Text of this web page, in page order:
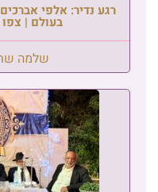
רגע נדיר: אלפי
בעולם |
שלמה